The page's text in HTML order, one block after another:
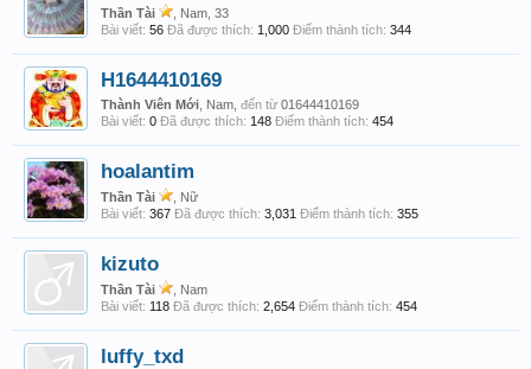
Thần Tài
, Nam, 33
Bài viết: 56 Đã được thích: 1,000 Điểm thành tích: 344
H1644410169
Thành Viên Mới , Nam, đến từ 01644410169
Bài viết: 0 Đã được thích: 148 Điểm thành tích: 454
hoalantim
Thần Tài
, Nữ
Bài viết: 367 Đã được thích: 3,031 Điểm thành tích: 355
kizuto
Thần Tài
, Nam
Bài viết: 118 Đã được thích: 2,654 Điểm thành tích: 454
luffy_txd